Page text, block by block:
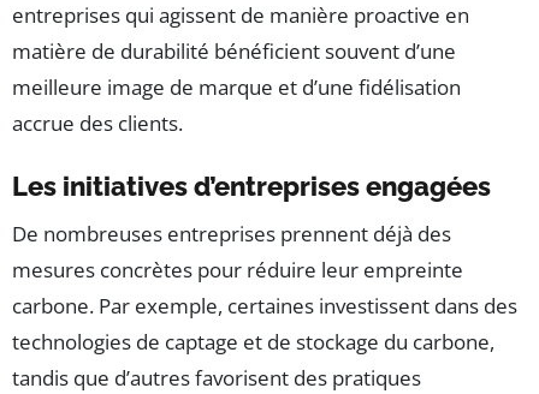
entreprises qui agissent de manière proactive en
matière de durabilité bénéficient souvent d’une
meilleure image de marque et d’une fidélisation
accrue des clients.
Les initiatives d’entreprises engagées
De nombreuses entreprises prennent déjà des
mesures concrètes pour réduire leur empreinte
carbone. Par exemple, certaines investissent dans des
technologies de captage et de stockage du carbone,
tandis que d’autres favorisent des pratiques